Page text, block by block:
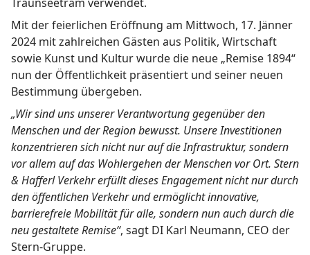
Mit der feierlichen Eröffnung am Mittwoch, 17. Jänner
2024 mit zahlreichen Gästen aus Politik, Wirtschaft
sowie Kunst und Kultur wurde die neue „Remise 1894“
nun der Öffentlichkeit präsentiert und seiner neuen
Bestimmung übergeben.
„Wir sind uns unserer Verantwortung gegenüber den
Menschen und der Region bewusst. Unsere Investitionen
konzentrieren sich nicht nur auf die Infrastruktur, sondern
vor allem auf das Wohlergehen der Menschen vor Ort. Stern
& Hafferl Verkehr erfüllt dieses Engagement nicht nur durch
den öffentlichen Verkehr und ermöglicht innovative,
barrierefreie Mobilität für alle, sondern nun auch durch die
neu gestaltete Remise“, sagt DI Karl Neumann, CEO der
Stern-Gruppe.